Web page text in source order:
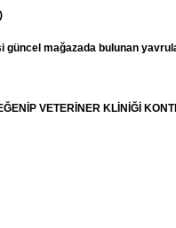
mağazada bulunan
VETERİNER KLİNİĞİ